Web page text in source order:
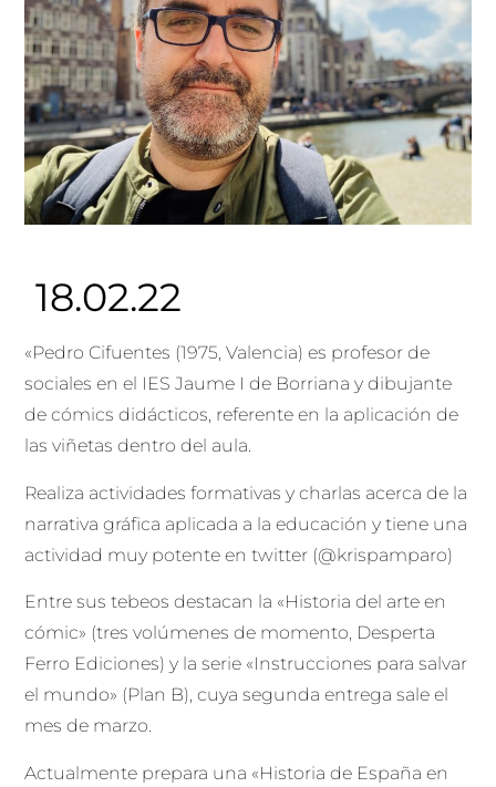
18.02.22
«Pedro Cifuentes (1975, Valencia) es profesor de
sociales en el IES Jaume I de Borriana y dibujante
de cómics didácticos, referente en la aplicación de
las viñetas dentro del aula.
Realiza actividades formativas y charlas acerca de la
narrativa gráfica aplicada a la educación y tiene una
actividad muy potente en twitter (@krispamparo)
Entre sus tebeos destacan la «Historia del arte en
cómic» (tres volúmenes de momento, Desperta
Ferro Ediciones) y la serie «Instrucciones para salvar
el mundo» (Plan B), cuya segunda entrega sale el
mes de marzo.
Actualmente prepara una «Historia de España en